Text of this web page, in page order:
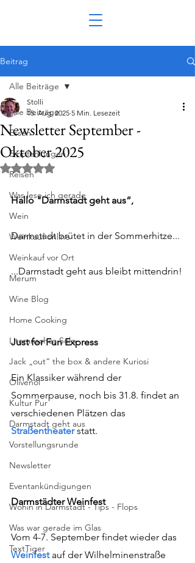
Beitrag
Alle Beiträge
Essen
Empfehlungen
Reisen
Was lese ich gerade
Wein
Weinkauf online
Weinkauf vor Ort
Merum
Wine Blog
Home Cooking
Literarisches Solo
Jack „out“ the box & andere Kuriosi
Olivenöl
Kultur Pur
Darmstadt geht aus
Vorstellungsrunde
Newsletter
Eventankündigungen
Wohin in Darmstadt - Tips - Flops
Was war gerade im Glas
TextTiger
Alle Beiträge
Newsletter September -
Oktober 2025
Stolli
15. Aug. 2025 5 Min. Lesezeit
Mit NaN von 5 Sternen bewertet.
Hallo "Darmstadt geht aus“,
Darmstadt brütet in der Sommerhitze...
...Darmstadt geht aus bleibt mittendrin!
Just for Fun Express
Ein Klassiker während der
Sommerpause, noch bis 31.8. findet an
verschiedenen Plätzen das
Straßentheater statt.
Darmstädter Weinfest
Vom 4-7. September findet wieder das
Weinfest auf der Wilhelminenstraße